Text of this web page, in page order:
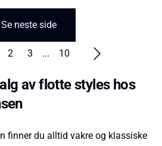
Se neste side
2 3 ... 10
av flotte styles hos
finner du alltid vakre og klassiske